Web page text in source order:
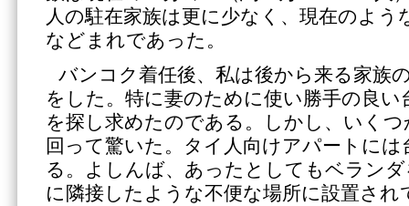
人の駐在家族は更に少なく、現在のよう
などまれであった。
バンコク着任後、私は後から来る家族
をした。特に妻のために使い勝手の良
を探し求めたのである。しかし、いく
回って驚いた。タイ人向けアパートに
る。よしんば、あったとしてもベラン
に隣接したような不便な場所に設置され